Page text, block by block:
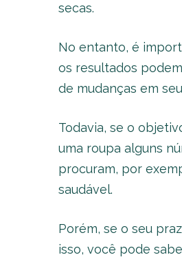
secas.
No entanto, é
os resultados
de mudanças em
Todavia, se o
uma roupa alguns
procuram, por
saudável.
Porém, se o seu
isso, você pode